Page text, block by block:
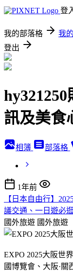
登
我的部落格 我
登出
訊及美食
相簿 部落格
1年前
【日本自由行】
議交通、一日遊必
國外旅遊 國外旅遊
EXPO 2025大阪世
國博覽會、大阪·